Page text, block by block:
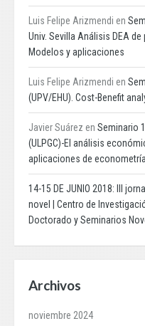
Luis Felipe Arizmendi en
Univ. Sevilla Análisis DEA
Modelos y aplicaciones
Luis Felipe Arizmendi en
(UPV/EHU). Cost-Benefit
Javier Suárez en Seminario
(ULPGC)-El análisis
aplicaciones de
14-15 DE JUNIO 2018: III
novel | Centro de
Doctorado y Seminarios
Archivos
noviembre 2024